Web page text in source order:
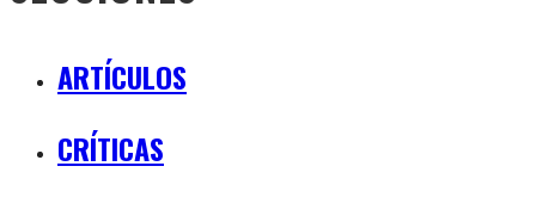
ARTÍCULOS
CRÍTICAS